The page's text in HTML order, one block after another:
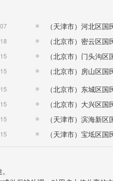
产负债率为77.1%，比上
加2.96元。新动能新产业不